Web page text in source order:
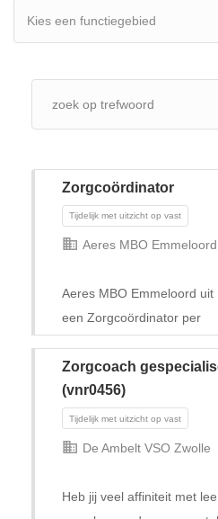
Zorgcoördinator
Aeres MBO Emmeloord
Aeres MBO Emmeloord
een Zorgcoördinator per
Zorgcoach
(vnr0456)
De Ambelt VSO Zwolle
Heb jij veel affiniteit met